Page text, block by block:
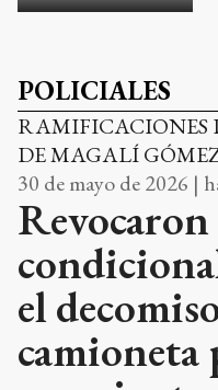
POLICIALES
DE MAGALÍ
30 de mayo de 2026 |
el
camioneta